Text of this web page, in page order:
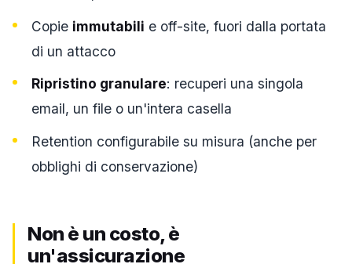
Copie immutabili e off-site, fuori dalla portata
di un attacco
Ripristino granulare: recuperi una singola
email, un file o un'intera casella
Retention configurabile su misura (anche per
obblighi di conservazione)
Non è un costo, è
un'assicurazione